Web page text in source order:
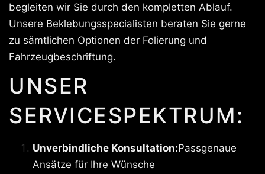
begleiten wir Sie durch den kompletten Ablauf.
Unsere Beklebungsspecialisten beraten Sie gerne
zu sämtlichen Optionen der Folierung und
Fahrzeugbeschriftung.
UNSER
SERVICESPEKTRUM:
Unverbindliche Konsultation:Passgenaue
Ansätze für Ihre Wünsche